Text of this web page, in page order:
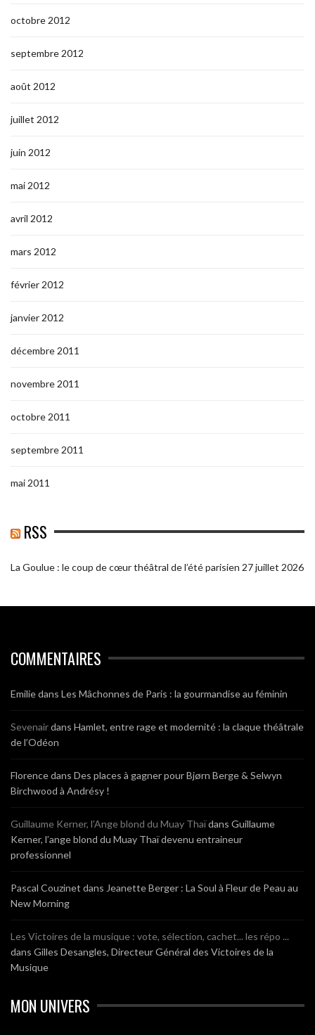
octobre 2012
septembre 2012
août 2012
juillet 2012
juin 2012
mai 2012
avril 2012
mars 2012
février 2012
janvier 2012
décembre 2011
novembre 2011
octobre 2011
septembre 2011
mai 2011
RSS
La Goulue : le coup de cœur théâtral de l’été parisien 27 juillet 2026
COMMENTAIRES
Emiliedans Les Mâchonnes de Paris : la gourmandise au féminin
Sevenairdans Hamlet, entre rage et modernité : la claque théâtrale
de l’Odéon
Florencedans Des places à gagner pour Bjørn Berge & Selwyn
Birchwood à Andrésy !
Guillaume Kerner, l’Ange blond du Muay Thaïdans Guillaume
Kerner, l’ange blond du Muay Thaï devenu entraineur
professionnel
Pascal Couzinet dans Jeanette Berger : La Soul à Fleur de Peau au
New Morning
Les Victoires de la musique : vote, sélection, cachet... les répo ...
dans Gilles Desangles, Directeur Général des Victoires de la
Musique
MON UNIVERS